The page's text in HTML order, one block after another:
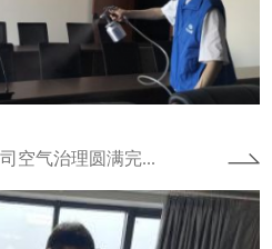
空气治理圆满完...
养中心治理...